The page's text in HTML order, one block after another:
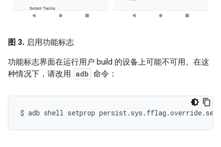
图 3. 启用功能标志
功能标志界面在运行用户 build 的设备上可能不可用。在这
种情况下，请改用 adb 命令：
$ adb shell setprop